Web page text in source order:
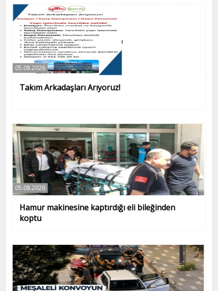
05.08.2026
Takım Arkadaşları Arıyoruz!
05.08.2026
Hamur makinesine kaptırdığı eli bileğinden
koptu